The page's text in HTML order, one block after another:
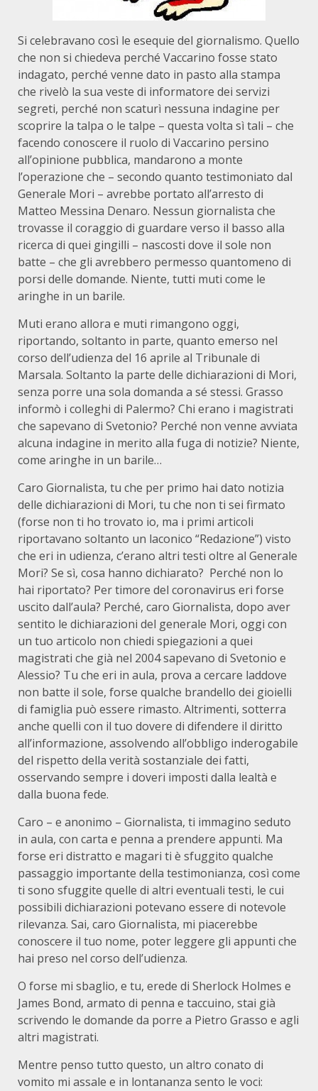
Si celebravano così le esequie del giornalismo. Quello
che non si chiedeva perché Vaccarino fosse stato
indagato, perché venne dato in pasto alla stampa
che rivelò la sua veste di informatore dei servizi
segreti, perché non scaturì nessuna indagine per
scoprire la talpa o le talpe – questa volta sì tali – che
facendo conoscere il ruolo di Vaccarino persino
all’opinione pubblica, mandarono a monte
l’operazione che – secondo quanto testimoniato dal
Generale Mori – avrebbe portato all’arresto di
Matteo Messina Denaro. Nessun giornalista che
trovasse il coraggio di guardare verso il basso alla
ricerca di quei gingilli – nascosti dove il sole non
batte – che gli avrebbero permesso quantomeno di
porsi delle domande. Niente, tutti muti come le
aringhe in un barile.
Muti erano allora e muti rimangono oggi,
riportando, soltanto in parte, quanto emerso nel
corso dell’udienza del 16 aprile al Tribunale di
Marsala. Soltanto la parte delle dichiarazioni di Mori,
senza porre una sola domanda a sé stessi. Grasso
informò i colleghi di Palermo? Chi erano i magistrati
che sapevano di Svetonio? Perché non venne avviata
alcuna indagine in merito alla fuga di notizie? Niente,
come aringhe in un barile…
Caro Giornalista, tu che per primo hai dato notizia
delle dichiarazioni di Mori, tu che non ti sei firmato
(forse non ti ho trovato io, ma i primi articoli
riportavano soltanto un laconico “Redazione”) visto
che eri in udienza, c’erano altri testi oltre al Generale
Mori? Se sì, cosa hanno dichiarato? Perché non lo
hai riportato? Per timore del coronavirus eri forse
uscito dall’aula? Perché, caro Giornalista, dopo aver
sentito le dichiarazioni del generale Mori, oggi con
un tuo articolo non chiedi spiegazioni a quei
magistrati che già nel 2004 sapevano di Svetonio e
Alessio? Tu che eri in aula, prova a cercare laddove
non batte il sole, forse qualche brandello dei gioielli
di famiglia può essere rimasto. Altrimenti, sotterra
anche quelli con il tuo dovere di difendere il diritto
all’informazione, assolvendo all’obbligo inderogabile
del rispetto della verità sostanziale dei fatti,
osservando sempre i doveri imposti dalla lealtà e
dalla buona fede.
Caro – e anonimo – Giornalista, ti immagino seduto
in aula, con carta e penna a prendere appunti. Ma
forse eri distratto e magari ti è sfuggito qualche
passaggio importante della testimonianza, così come
ti sono sfuggite quelle di altri eventuali testi, le cui
possibili dichiarazioni potevano essere di notevole
rilevanza. Sai, caro Giornalista, mi piacerebbe
conoscere il tuo nome, poter leggere gli appunti che
hai preso nel corso dell’udienza.
O forse mi sbaglio, e tu, erede di Sherlock Holmes e
James Bond, armato di penna e taccuino, stai già
scrivendo le domande da porre a Pietro Grasso e agli
altri magistrati.
Mentre penso tutto questo, un altro conato di
vomito mi assale e in lontananza sento le voci: